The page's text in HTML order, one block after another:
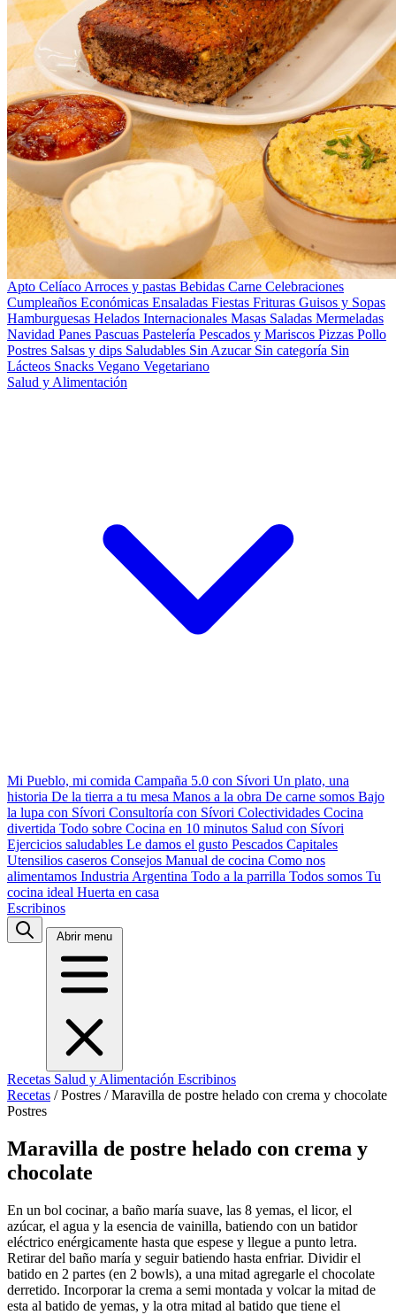
Apto Celíaco Arroces y pastas Bebidas Carne Celebraciones
Cumpleaños Económicas Ensaladas Fiestas Frituras Guisos y Sopas
Hamburguesas Helados Internacionales Masas Saladas Mermeladas
Navidad Panes Pascuas Pastelería Pescados y Mariscos Pizzas Pollo
Postres Salsas y dips Saludables Sin Azucar Sin categoría Sin
Lácteos Snacks Vegano Vegetariano
Salud y Alimentación
Mi Pueblo, mi comida Campaña 5.0 con Sívori Un plato, una
historia De la tierra a tu mesa Manos a la obra De carne somos Bajo
la lupa con Sívori Consultoría con Sívori Colectividades Cocina
divertida Todo sobre Cocina en 10 minutos Salud con Sívori
Ejercicios saludables Le damos el gusto Pescados Capitales
Utensilios caseros Consejos Manual de cocina Como nos
alimentamos Industria Argentina Todo a la parrilla Todos somos Tu
cocina ideal Huerta en casa
Escribinos
Abrir menu
Recetas Salud y Alimentación Escribinos
Recetas / Postres / Maravilla de postre helado con crema y chocolate
Postres
Maravilla de postre helado con crema y
chocolate
En un bol cocinar, a baño maría suave, las 8 yemas, el licor, el
azúcar, el agua y la esencia de vainilla, batiendo con un batidor
eléctrico enérgicamente hasta que espese y llegue a punto letra.
Retirar del baño maría y seguir batiendo hasta enfriar. Dividir el
batido en 2 partes (en 2 bowls), a una mitad agregarle el chocolate
derretido. Incorporar la crema a semi montada y volcar la mitad de
esta al batido de yemas, y la otra mitad al batido que tiene el